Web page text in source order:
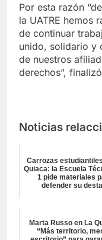
Por esta razón
la UATRE hemos
de continuar
unido, solidario y
de nuestros
derechos”,
Noticias
Carrozas
Quiaca: la Escuela
1 pide materiales
defender su
Marta Russo en La
“Más territorio,